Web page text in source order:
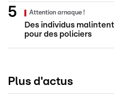
Attention arnaque !
Des individus
pour des policiers
Plus d'actus